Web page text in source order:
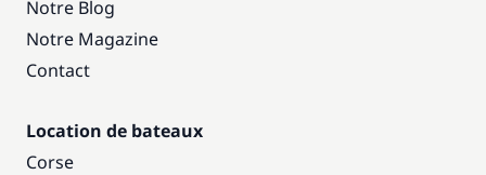
Notre Blog
Notre Magazine
Contact
Location de bateaux
Corse